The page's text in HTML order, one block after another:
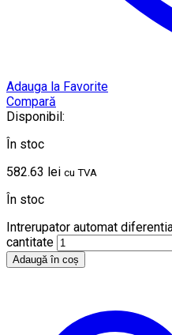
Adauga la Favorite
Compară
Disponibil:
În stoc
582.63 lei cu TVA
În stoc
Intrerupator automat
cantitate
Adaugă în coș